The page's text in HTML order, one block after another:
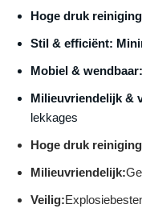
Hoge druk
Stil & efficiënt:
Mobiel &
Milieuvriendelijk &
lekkages
Hoge druk
Milieuvriendelijk:
Veilig: